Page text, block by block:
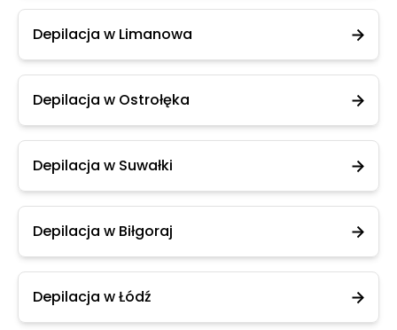
Depilacja w Limanowa
Depilacja w Ostrołęka
Depilacja w Suwałki
Depilacja w Biłgoraj
Depilacja w Łódź